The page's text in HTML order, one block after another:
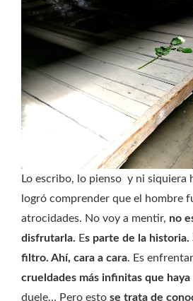
Lo escribo, lo pienso y ni siquiera
logró comprender que el hombre
atrocidades. No voy a mentir, no
disfrutarla. Es parte de la historia.
filtro. Ahí, cara a cara. Es
crueldades más infinitas que
duele… Pero esto se trata de